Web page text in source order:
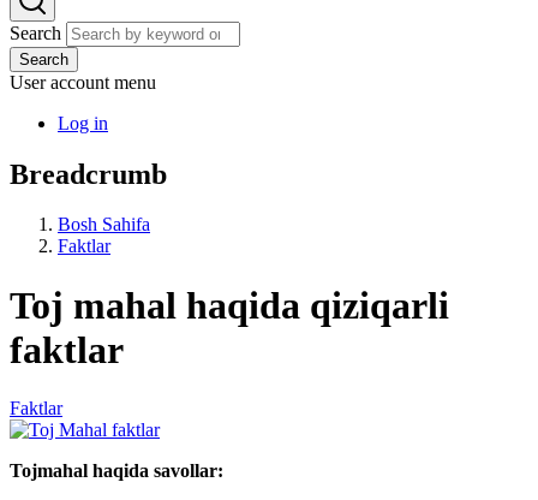
Search
Search
User account menu
Log in
Breadcrumb
Bosh Sahifa
Faktlar
Toj mahal haqida qiziqarli
faktlar
Faktlar
Tojmahal haqida savollar: